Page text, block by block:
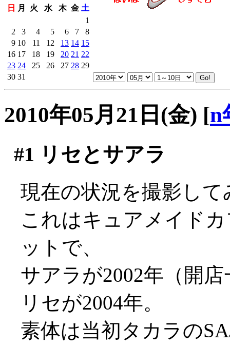
日
月 火 水 木 金 土
1
2
3 4 5 6 7
8
9 10 11 12 13 14 15
16 17 18 19 20 21 22
23 24 25 26 27 28 29
30 31
2010年05月21日(金) [n
#1 リセとサアラ
現在の状況を撮影して
これはキュアメイド
ットで、
サアラが2002年（開
リセが2004年。
素体は当初タカラの